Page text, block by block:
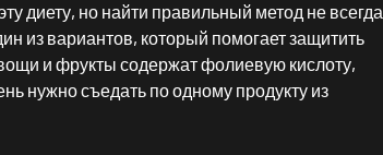
диету, но найти правильный метод не всегда
из вариантов, который помогает защитить
и фрукты содержат фолиевую кислоту,
нужно съедать по одному продукту из